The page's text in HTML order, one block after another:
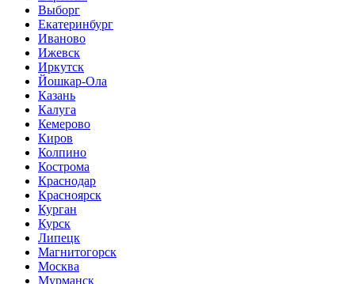
Выборг
Екатеринбург
Иваново
Ижевск
Иркутск
Йошкар-Ола
Казань
Калуга
Кемерово
Киров
Колпино
Кострома
Краснодар
Красноярск
Курган
Курск
Липецк
Магнитогорск
Москва
Мурманск